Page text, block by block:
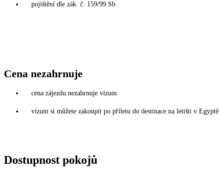
pojištění dle zák. č. 159/99 Sb.
Cena nezahrnuje
cena zájezdu nezahrnuje vízum
vízum si můžete zakoupit po příletu do destinace na letišti v
Dostupnost pokojů